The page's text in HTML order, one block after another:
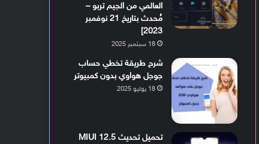
العالمي من الجيم تربو –
مُحدث بتاريخ 21 نوفمبر
2023]
18 سبتمبر 2025
شرح طريقة تخطي حساب
جوجل هواوي بدون كمبيوتر
18 يوليو 2025
تحميل تحديث MIUI 12.5